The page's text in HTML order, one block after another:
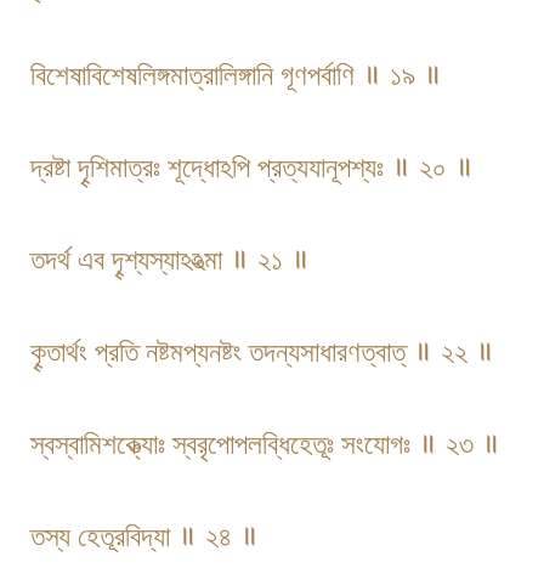
বিশেষাবিশেষলিঙ্গমাত্রালিঙ্গানি গূণপর্বাণি ॥ ১৯ ॥
দ্রষ্টা দৄশিমাত্রঃ শূদ্ধোঽপি প্রত্যযানূপশ্যঃ ॥ ২০ ॥
তদর্থ এব দৄশ্যস্যাঽঽত্মা ॥ ২১ ॥
কৄতার্থং প্রতি নষ্টমপ্যনষ্টং তদন্যসাধারণত্বাত্ ॥ ২২ ॥
স্বস্বামিশক্ত্যোঃ স্বরৃপোপলব্ধিহেতূঃ সংযোগঃ ॥ ২৩ ॥
তস্য হেতূরবিদ্যা ॥ ২৪ ॥